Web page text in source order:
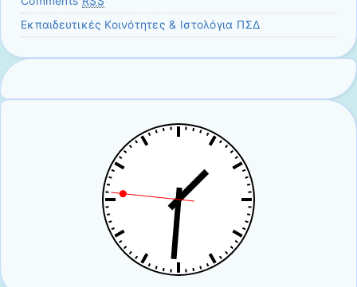
Εκπαιδευτικές Κοινότητες & Ιστολόγια ΠΣΔ